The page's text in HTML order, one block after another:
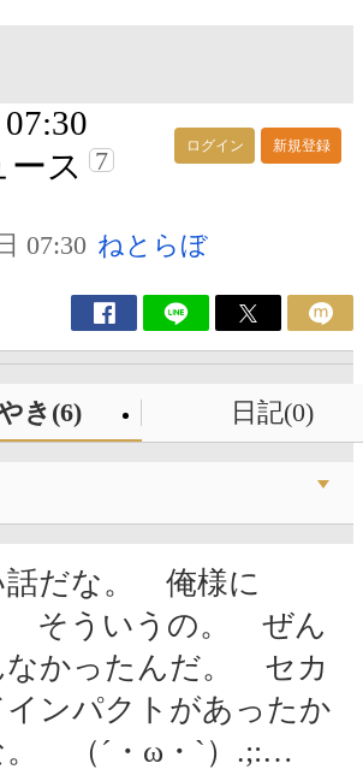
ログイン 新規登録
ース
7
07:30 ねとらぼ
き(6) 日記(0)
話だな。 俺様に
そういうの。 ぜん
なかったんだ。 セカ
インパクトがあったか
。 （´・ω・`）.;:…